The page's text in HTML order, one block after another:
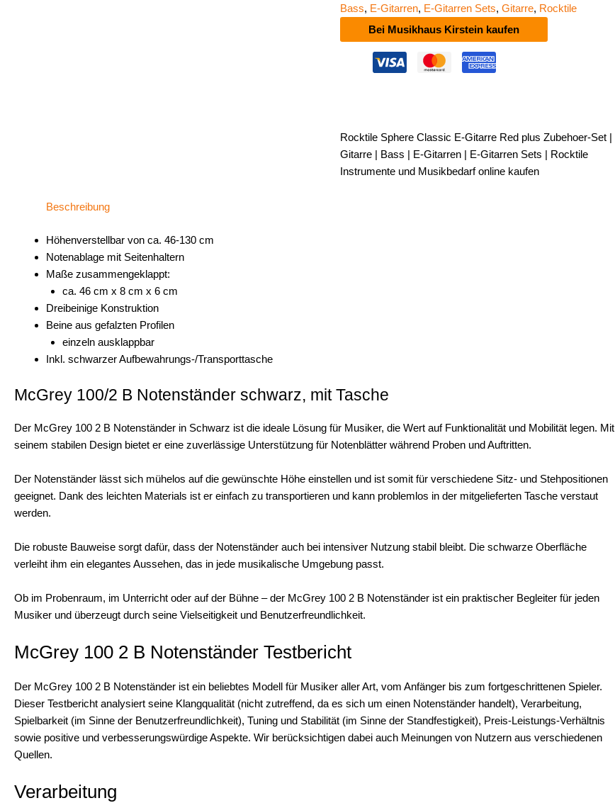
Bass, E-Gitarren, E-Gitarren Sets, Gitarre, Rocktile
Bei Musikhaus Kirstein kaufen
Rocktile Sphere Classic E-Gitarre Red plus Zubehoer-Set |
Gitarre | Bass | E-Gitarren | E-Gitarren Sets | Rocktile
Instrumente und Musikbedarf online kaufen
Beschreibung
Höhenverstellbar von ca. 46-130 cm
Notenablage mit Seitenhaltern
Maße zusammengeklappt:
ca. 46 cm x 8 cm x 6 cm
Dreibeinige Konstruktion
Beine aus gefalzten Profilen
einzeln ausklappbar
Inkl. schwarzer Aufbewahrungs-/Transporttasche
McGrey 100/2 B Notenständer schwarz, mit Tasche
Der McGrey 100 2 B Notenständer in Schwarz ist die ideale Lösung für Musiker, die Wert auf Funktionalität und Mobilität legen. Mit
seinem stabilen Design bietet er eine zuverlässige Unterstützung für Notenblätter während Proben und Auftritten.
Der Notenständer lässt sich mühelos auf die gewünschte Höhe einstellen und ist somit für verschiedene Sitz- und Stehpositionen
geeignet. Dank des leichten Materials ist er einfach zu transportieren und kann problemlos in der mitgelieferten Tasche verstaut
werden.
Die robuste Bauweise sorgt dafür, dass der Notenständer auch bei intensiver Nutzung stabil bleibt. Die schwarze Oberfläche
verleiht ihm ein elegantes Aussehen, das in jede musikalische Umgebung passt.
Ob im Probenraum, im Unterricht oder auf der Bühne – der McGrey 100 2 B Notenständer ist ein praktischer Begleiter für jeden
Musiker und überzeugt durch seine Vielseitigkeit und Benutzerfreundlichkeit.
McGrey 100 2 B Notenständer Testbericht
Der McGrey 100 2 B Notenständer ist ein beliebtes Modell für Musiker aller Art, vom Anfänger bis zum fortgeschrittenen Spieler.
Dieser Testbericht analysiert seine Klangqualität (nicht zutreffend, da es sich um einen Notenständer handelt), Verarbeitung,
Spielbarkeit (im Sinne der Benutzerfreundlichkeit), Tuning und Stabilität (im Sinne der Standfestigkeit), Preis-Leistungs-Verhältnis
sowie positive und verbesserungswürdige Aspekte. Wir berücksichtigen dabei auch Meinungen von Nutzern aus verschiedenen
Quellen.
Verarbeitung